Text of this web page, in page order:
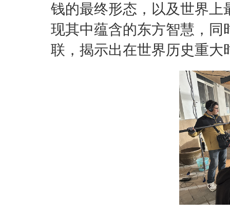
钱的最终形态，以及世界
现其中蕴含的东方智慧，
联，揭示出在世界历史重